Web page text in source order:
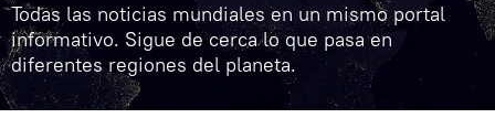
Todas las noticias mundiales en un mismo portal
informativo. Sigue de cerca lo que pasa en
diferentes regiones del planeta.